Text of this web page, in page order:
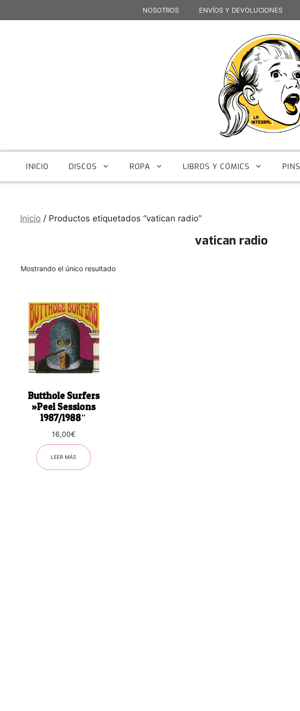
al
NOSOTROS ENVÍOS Y DEVOLUCIONES
INICIO DISCOS ROPA LIBROS Y CÓMICS PINS
Inicio / Productos etiquetados “vatican radio”
vatican radio
Mostrando el único resultado
Butthole Surfers
‎»Peel Sessions
1987/1988″
16,00€
LEER MÁS